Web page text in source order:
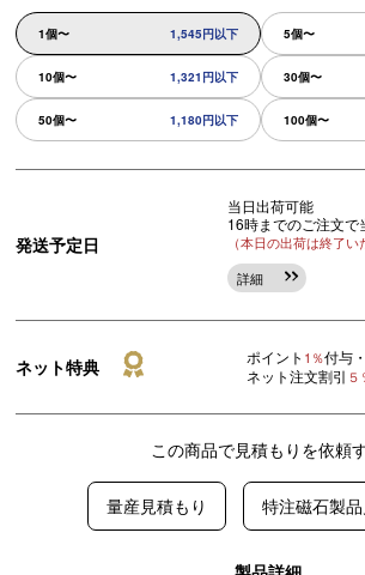
1個〜 1,545円以下 5個〜
10個〜 1,321円以下 30個〜
50個〜 1,180円以下 100個〜
発送予定日
当日出荷可能
16時までのご注文で
（本日の出荷は終了い
詳細
ネット特典 ポイント 1％付与・
ネット注文割引
この商品で見積もりを依頼
量産見積もり 特注磁石製